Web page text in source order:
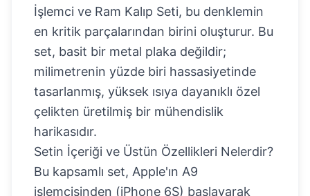
İşlemci ve Ram Kalıp Seti, bu denklemin
en kritik parçalarından birini oluşturur. Bu
set, basit bir metal plaka değildir;
milimetrenin yüzde biri hassasiyetinde
tasarlanmış, yüksek ısıya dayanıklı özel
çelikten üretilmiş bir mühendislik
harikasıdır.
Setin İçeriği ve Üstün Özellikleri Nelerdir?
Bu kapsamlı set, Apple'ın A9
işlemcisinden (iPhone 6S) başlayarak